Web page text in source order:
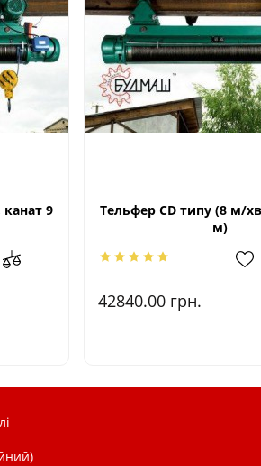
9
Тельфер CD типу (8 м/
м)
42840.00 грн.